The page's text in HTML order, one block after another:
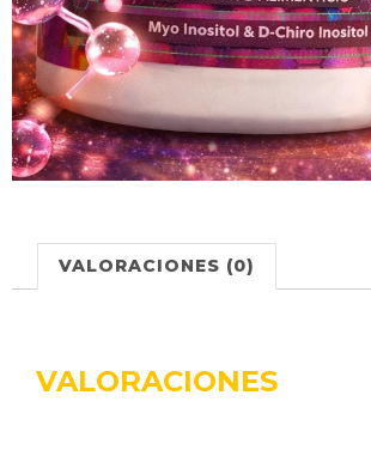
VALORACIONES (0)
VALORACIONES